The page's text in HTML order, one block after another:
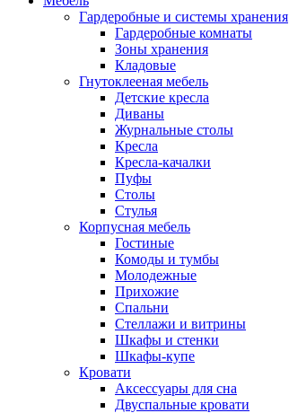
Гардеробные и системы хранения
Гардеробные комнаты
Зоны хранения
Кладовые
Гнутоклееная мебель
Детские кресла
Диваны
Журнальные столы
Кресла
Кресла-качалки
Пуфы
Столы
Стулья
Корпусная мебель
Гостиные
Комоды и тумбы
Молодежные
Прихожие
Спальни
Стеллажи и витрины
Шкафы и стенки
Шкафы-купе
Кровати
Аксессуары для сна
Двуспальные кровати